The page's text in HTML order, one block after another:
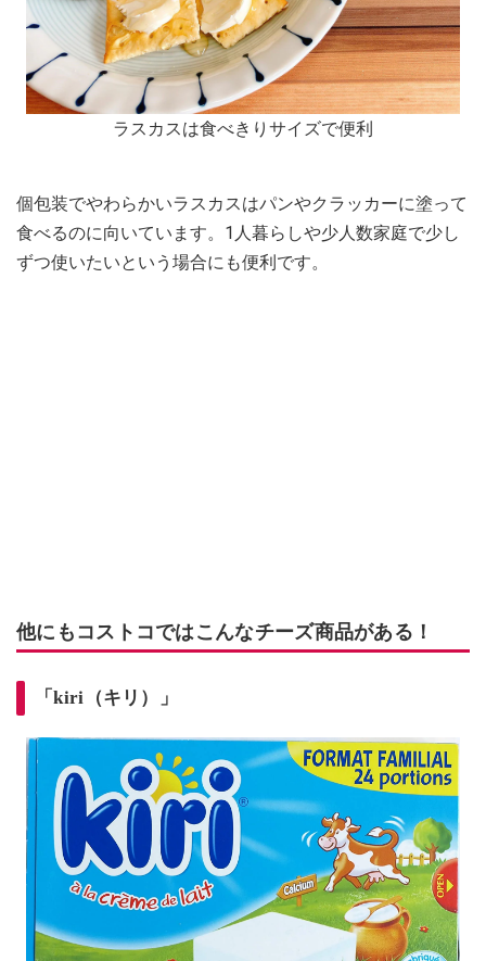
ラスカスは食べきりサイズで便利
個包装でやわらかいラスカスはパンやクラッカーに塗って
食べるのに向いています。1人暮らしや少人数家庭で少し
ずつ使いたいという場合にも便利です。
他にもコストコではこんなチーズ商品がある！
「kiri（キリ）」